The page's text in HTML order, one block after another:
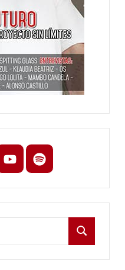
youtubespotify
Buscar